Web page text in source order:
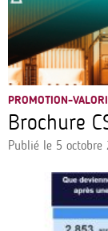
PROMOTION-
Brochure
Publié le 5 octobre